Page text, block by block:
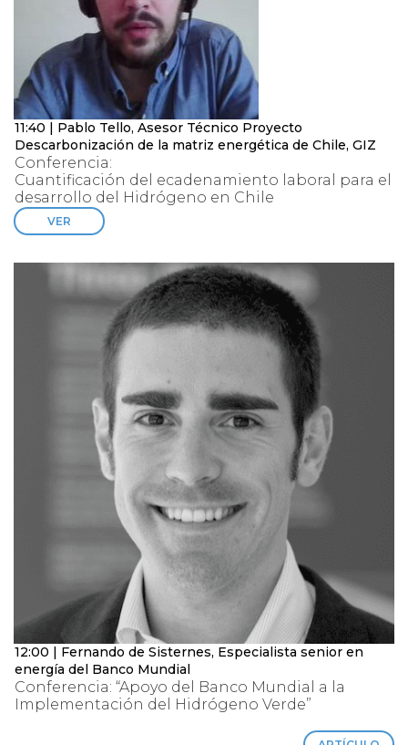
11:40 | Pablo Tello, Asesor Técnico Proyecto
Descarbonización de la matriz energética de Chile, GIZ
Conferencia:
Cuantificación del ecadenamiento laboral para el
desarrollo del Hidrógeno en Chile
VER
12:00 | Fernando de Sisternes, Especialista senior en
energía del Banco Mundial
Conferencia: “Apoyo del Banco Mundial a la
Implementación del Hidrógeno Verde”